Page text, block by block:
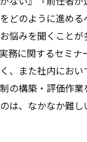
どのように進め
悩みを聞くことが
務に関するセミナ
、また社内にお
の構築・評価作
は、なかなか難し